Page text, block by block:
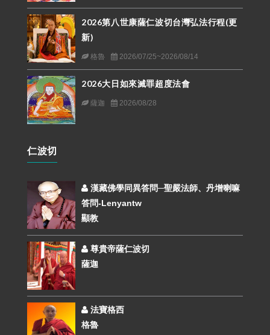
2026第八世康薩仁波切台灣弘法行程(更
新)
格魯 2026/07/25~2026/08/14
2026大日如來滅罪超度法會
薩迦 2026/08/28
仁波切
漢藏佛學同異答問─聖嚴法師、丹增喇嘛
答問-Lenyantw
顯教
尊貴帝薩仁波切
薩迦
法寶格西
格魯